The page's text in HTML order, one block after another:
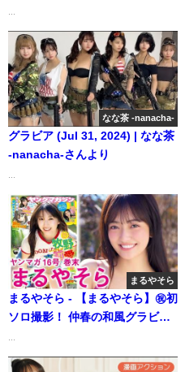
ル！橋本つむぎちゃん(ЯiM:MiR)
のキュートな水着撮影に最高画
質で没入密着！【メイキング】
（2023年03月17日） | ヤンジャ
ンTV【集英社ヤングジャンプ公
式】さんより
なな茶 -nanacha-
グラビア (Jul 31, 2024) | なな茶
-nanacha-さんより
まるやそら
まるやそら - 【まるやそら】㊗初
ソロ撮影！ 仲春の和風グラビア
chさんより
...